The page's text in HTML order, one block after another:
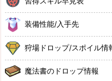
装備性能/入手先
狩場ドロップ/スポイル情
魔法書のドロップ情報